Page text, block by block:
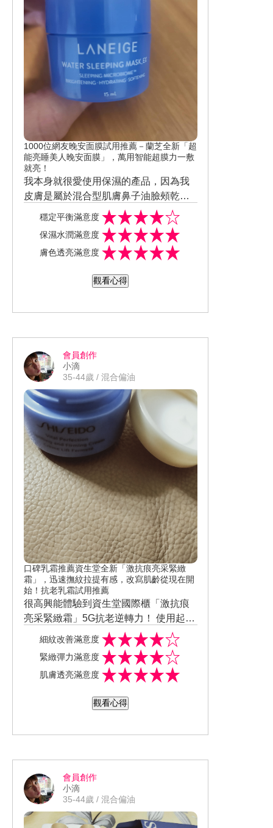
1000位網友晚安面膜試用推薦－蘭芝全新「超
能亮睡美人晚安面膜」，萬用智能超膜力一敷
就亮！
我本身就很愛使用保濕的產品，因為我
皮膚是屬於混合型肌膚鼻子油臉頰乾，
皮膚整個暗沉爆表，第一次使用打開淡
淡的香味，擦在臉上我覺得滿清爽的不
會油膩，每天晚上後來使用蘭芝超能亮
睡美人晚安面膜，擦了厚厚一層來去睡
變得有光滑，鼻孔的粗大也明顯變小，
科技，強化肌膚防禦能力，添加角鯊烷
睡美人晚安面膜，不然會沒安全感，因
為真的很好用。
穩定平衡滿意度
保濕水潤滿意度
膚色透亮滿意度
觀看心得
會員創作
小滴
35-44歲 / 混合偏油
口碑乳霜推薦資生堂全新「激抗痕亮采緊緻
霜」，迅速撫紋拉提有感，改寫肌齡從現在開
始！抗老乳霜試用推薦
很高興能體驗到資生堂國際櫃「激抗痕
亮采緊緻霜」5G抗老逆轉力！ 使用起來
清爽不黏膩保濕效果也還不錯，擦在臉
上有淡淡的香味，而且在臉上一下子就
吸收進去了,隔天早上整個臉都有變亮
喔，毛孔也變小，我擦在臉上完全都沒
來有變小喔 滿推這一瓶的喔。
週年慶優惠組合 「激抗痕亮釆緊緻霜
（豐潤）50ml+資深堂活妍境泉露（豐潤
型）30ml+激抗痕亮釆緊緻霜（豐潤）1
5ml」 #資深堂百年抗老科技之大成 #高
https://www.instagram.com/p/CF_1qAqj
mr8/?igshid=uwe50f6wi4lf
細紋改善滿意度
緊緻彈力滿意度
肌膚透亮滿意度
觀看心得
會員創作
小滴
35-44歲 / 混合偏油